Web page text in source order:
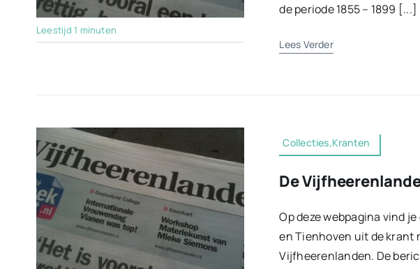
Leestijd 1 minuten
de periode 1855 – 1899 [...]
Lees Verder
Collecties,Kranten
De
Op deze webpagina vind
en Tienhoven uit de krant
Vijfheerenlanden. De